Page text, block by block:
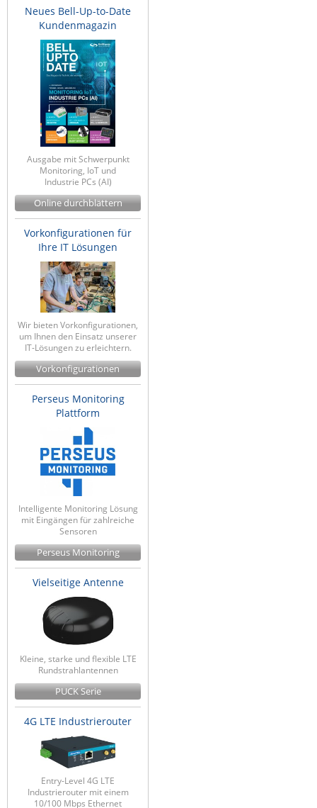
Tactical Software
TEKTELIC
Teltonika
Unwired Networks
Vision
WATTECO
Westermo
Yuasa
ZPE Systems
News zu unseren Herstellern
Neues Bell-Up-to-Date
Kundenmagazin
Ausgabe mit Schwerpunkt
Monitoring, IoT und
Industrie PCs (AI)
Online durchblättern
Vorkonfigurationen für
Ihre IT Lösungen
Wir bieten Vorkonfigurationen,
um Ihnen den Einsatz unserer
IT-Lösungen zu erleichtern.
Vorkonfigurationen
Perseus Monitoring
Plattform
Intelligente Monitoring Lösung
mit Eingängen für zahlreiche
Sensoren
Perseus Monitoring
Vielseitige Antenne
Kleine, starke und flexible LTE
Rundstrahlantennen
PUCK Serie
4G LTE Industrierouter
Entry-Level 4G LTE
Industrierouter mit einem
10/100 Mbps Ethernet